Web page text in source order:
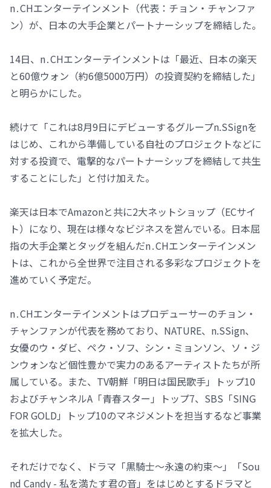
n․CHエンターテインメント（代表：チョン・チャンファ
ン）が、日本の大手企業とパートナーシップを締結した。
14日、n․CHエンターテインメントは「最近、日本の楽天
と60億ウォン（約6億5000万円）の投資契約を締結した」
と明らかにした。
続けて「これは8月9日にデビューするグループn.SSignを
はじめ、これから準備している自社のプロジェクトなどに
対する投資で、電撃的なパートナーシップを締結して共生
することにした」と付け加えた。
楽天は日本でAmazonと共に2大ネットショップ（ECサイ
ト）になり、現在は様々なビジネスを営んでいる。日本屈
指の大手企業とタッグを組んだn․CHエンターテインメン
トは、これから全世界で注目される多彩なプロジェクトを
進めていく予定だ。
n․CHエンターテインメントはプロデューサーのチョン・
チャンファンが代表を務めており、NATURE、n.SSign、
女優のウ・ダビ、ペク・ソフ、シン・ミョンソン、ソ・ジ
ンウォンなど個性豊かで実力のあるアーティストたちが所
属している。また、TV朝鮮「明日は国民歌手」トップ10
およびチャンネルA「青春スター」トップ7、SBS「SING
FOR GOLD」トップ10のマネジメントを担当するなど事業
を拡大した。
それだけでなく、ドラマ「黒騎士～永遠の約束～」「Sou
nd Candy - 私を満たす君の音」をはじめとするドラマと